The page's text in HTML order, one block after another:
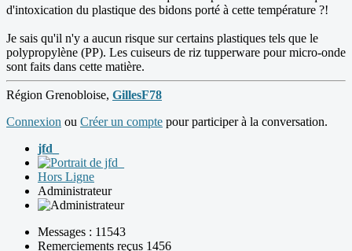
d'intoxication du plastique des bidons porté à cette température ?!
Je sais qu'il n'y a aucun risque sur certains plastiques tels que le
polypropylène (PP). Les cuiseurs de riz tupperware pour micro-onde
sont faits dans cette matière.
Région Grenobloise, GillesF78
Connexion ou Créer un compte pour participer à la conversation.
jfd_
Hors Ligne
Administrateur
Messages : 11543
Remerciements reçus 1456